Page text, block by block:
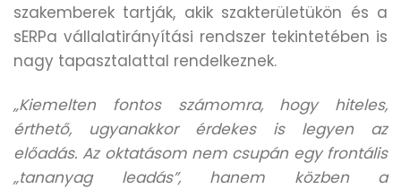
szakemberek tartják, akik szakterületükön és a
sERPa vállalatirányítási rendszer tekintetében is
nagy tapasztalattal rendelkeznek.
„Kiemelten fontos számomra, hogy hiteles,
érthető, ugyanakkor érdekes is legyen az
előadás. Az oktatásom nem csupán egy frontális
„tananyag leadás”, hanem közben a